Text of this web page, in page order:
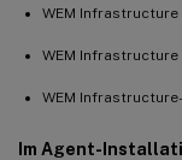
WEM Infrastructure
WEM
WEM
Im Agent-